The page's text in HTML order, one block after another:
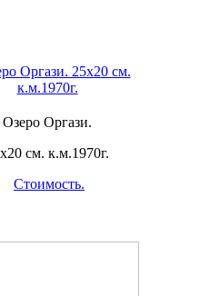
Озеро Оргази.
см. к.м.1970г.
Стоимость.